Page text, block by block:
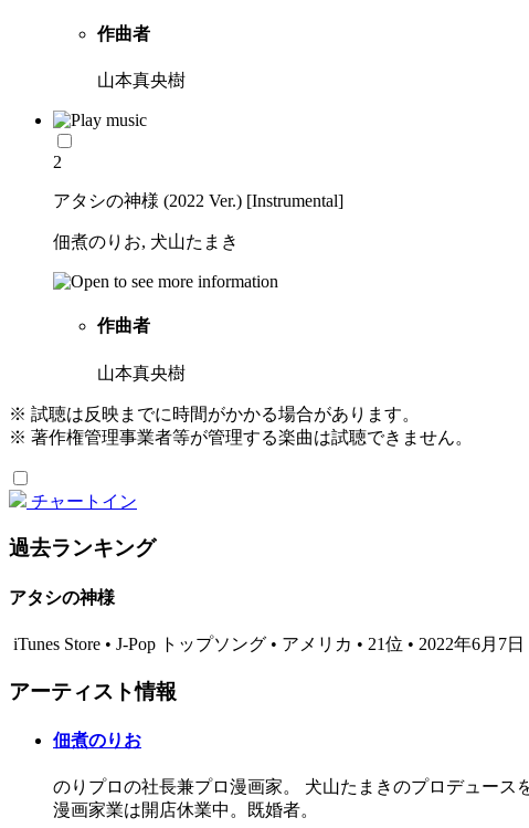
作曲者
山本真央樹
2
アタシの神様 (2022 Ver.) [Instrumental]
佃煮のりお, 犬山たまき
作曲者
山本真央樹
※ 試聴は反映までに時間がかかる場合があります。
※ 著作権管理事業者等が管理する楽曲は試聴できません。
チャートイン
過去ランキング
アタシの神様
iTunes Store • J-Pop トップソング • アメリカ • 21位 • 2022年6月7日
アーティスト情報
佃煮のりお
のりプロの社長兼プロ漫画家。 犬山たまきのプロデュース
漫画家業は開店休業中。既婚者。